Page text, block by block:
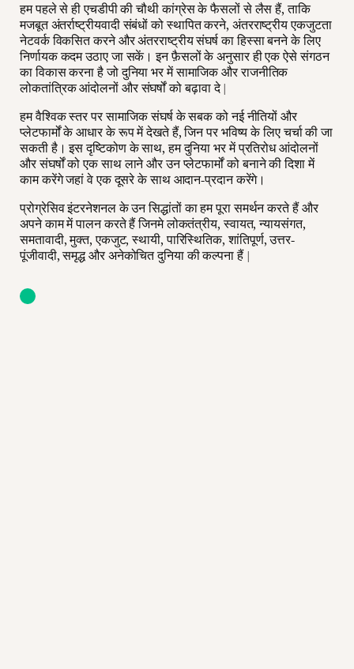
हम पहले से ही एचडीपी की चौथी कांग्रेस के फैसलों से लैस हैं, ताकि
मजबूत अंतर्राष्ट्रीयवादी संबंधों को स्थापित करने, अंतरराष्ट्रीय एकजुटता
नेटवर्क विकसित करने और अंतरराष्ट्रीय संघर्ष का हिस्सा बनने के लिए
निर्णायक कदम उठाए जा सकें। इन फ़ैसलों के अनुसार ही एक ऐसे संगठन
का विकास करना है जो दुनिया भर में सामाजिक और राजनीतिक
लोकतांत्रिक आंदोलनों और संघर्षों को बढ़ावा दे |
हम वैश्विक स्तर पर सामाजिक संघर्ष के सबक को नई नीतियों और
प्लेटफार्मों के आधार के रूप में देखते हैं, जिन पर भविष्य के लिए चर्चा की जा
सकती है। इस दृष्टिकोण के साथ, हम दुनिया भर में प्रतिरोध आंदोलनों
और संघर्षों को एक साथ लाने और उन प्लेटफार्मों को बनाने की दिशा में
काम करेंगे जहां वे एक दूसरे के साथ आदान-प्रदान करेंगे।
प्रोग्रेसिव इंटरनेशनल के उन सिद्धांतों का हम पूरा समर्थन करते हैं और
अपने काम में पालन करते हैं जिनमे लोकतंत्रीय, स्वायत, न्यायसंगत,
समतावादी, मुक्त, एकजुट, स्थायी, पारिस्थितिक, शांतिपूर्ण, उत्तर-
पूंजीवादी, समृद्ध और अनेकोचित दुनिया की कल्पना हैं |